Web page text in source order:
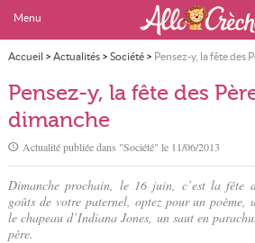
Menu
Accueil > Actualités> Société> Pensez-y, la fête des
Pensez-y, la fête des
dimanche
Actualité publiée dans "Société" le 11/06/2013
Dimanche prochain, le 16 juin, c’est la fête
goûts de votre paternel, optez pour un poème,
le chapeau d’Indiana Jones, un saut en
père.